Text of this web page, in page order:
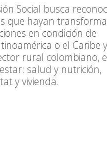
Social busca
que hayan
en condición de
o el Caribe
rural colombiano,
salud y nutrición,
y vivienda.